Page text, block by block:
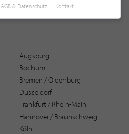
Augsburg
Bochum
Bremen / Oldenburg
Düsseldorf
Frankfurt / Rhein-Main
Hannover / Braunschweig
Köln
AGB & Datenschutz Kontakt